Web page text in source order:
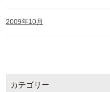
2009年10月
カテゴリー